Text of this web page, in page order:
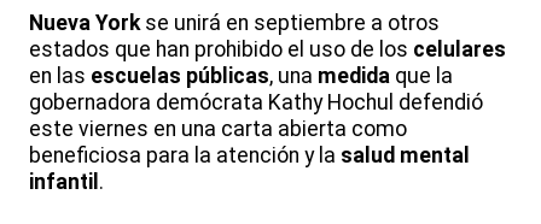
Nueva Yorkse unirá en septiembre a otros
estados que han prohibido el uso de los celulares
en las escuelas públicas, una medida que la
gobernadora demócrata Kathy Hochul defendió
este viernes en una carta abierta como
beneficiosa para la atención y la salud mental
infantil .